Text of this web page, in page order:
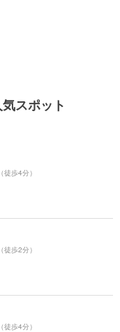
スポット
（徒歩4分）
（徒歩2分）
（徒歩4分）